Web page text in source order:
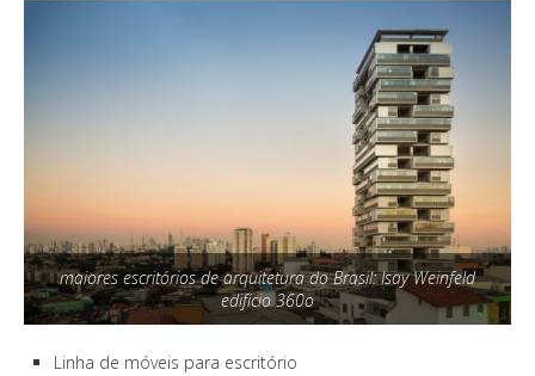
maiores escritórios de arquitetura do Brasil: Isay Weinfeld
edifício 360o
Linha de móveis para escritório